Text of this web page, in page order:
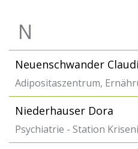
N
Neuenschwander
Adipositaszentrum,
Niederhauser Dora
Psychiatrie - Station